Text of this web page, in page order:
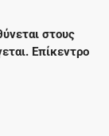
στους
Επίκεντρο